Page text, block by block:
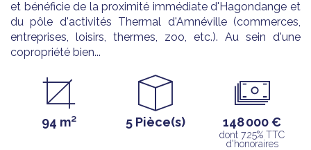
et bénéficie de la proximité immédiate d'Hagondange et
du pôle d'activités Thermal d'Amnéville (commerces,
entreprises, loisirs, thermes, zoo, etc.). Au sein d'une
copropriété bien...
94 m² 5 Pièce(s) 148 000 €
dont 7.25% TTC
d'honoraires